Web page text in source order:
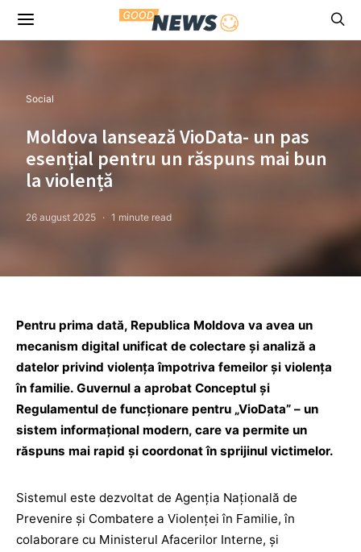
Social
Moldova lansează VioData- un pas
esențial pentru un răspuns mai bun
la violență
26 august 2025 1 minute read
Pentru prima dată, Republica Moldova va avea un
mecanism digital unificat de colectare și analiză a
datelor privind violența împotriva femeilor și violența
în familie. Guvernul a aprobat Conceptul și
Regulamentul de funcționare pentru „VioData” – un
sistem informațional modern, care va permite un
răspuns mai rapid și coordonat în sprijinul victimelor.
Sistemul este dezvoltat de Agenția Națională de
Prevenire și Combatere a Violenței în Familie, în
colaborare cu Ministerul Afacerilor Interne, și